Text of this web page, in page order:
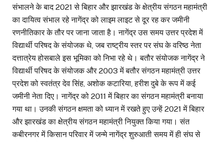
संभालने के बाद 2021 से बिहार और झारखंड के क्षेत्रीय संगठन महामंत्री
का दायित्व संभाल रहे नागेंद्र को लाइम लाइट से दूर रह कर जमीनी
रणनीतिकार के तौर पर जाना जाता है। नागेंद्र उस समय उत्तर प्रदेश में
विद्यार्थी परिषद के संयोजक थे, जब राष्ट्रीय स्तर पर संघ के वरिष्ठ नेता
दत्तात्रेय होसबाले इस भूमिका को निभा रहे थे। बतौर संयोजक नागेंद्र ने
विद्यार्थी परिषद के संयोजक और 2003 में बतौर संगठन महामंत्री उत्तर
प्रदेश को स्वतंत्र देव सिंह, अशोक कटारिया, हरीश दुबे के रूप में कई
जमीनी नेता दिए। नागेंद्र को 2011 में बिहार का संगठन महामंत्री बनाया
गया था। उनकी संगठन क्षमता को ध्यान में रखते हुए उन्हें 2021 में बिहार
और झारखंड का क्षेत्रीय संगठन महामंत्री नियुक्त किया गया। संत
कबीरनगर में किसान परिवार में जन्मे नागेंद्र शुरुआती समय में ही संघ से